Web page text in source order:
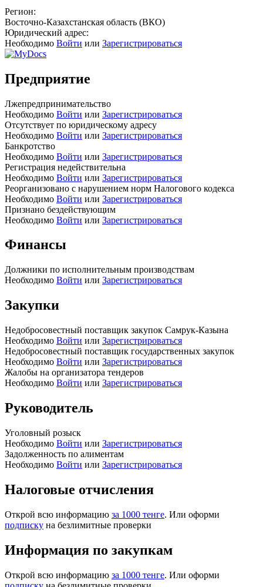
Регион:
Восточно-Казахстанская область (ВКО)
Юридический адрес:
Необходимо Войти или Зарегистрироваться
Предприятие
Лжепредпринимательство
Необходимо Войти или Зарегистрироваться
Отсутствует по юридическому адресу
Необходимо Войти или Зарегистрироваться
Банкротство
Необходимо Войти или Зарегистрироваться
Регистрация недействительна
Необходимо Войти или Зарегистрироваться
Реорганизовано с нарушением норм Налогового кодекса
Необходимо Войти или Зарегистрироваться
Признано бездействующим
Необходимо Войти или Зарегистрироваться
Финансы
Должники по исполнительным производствам
Необходимо Войти или Зарегистрироваться
Закупки
Недобросовестный поставщик закупок Самрук-Казына
Необходимо Войти или Зарегистрироваться
Недобросовестный поставщик государственных закупок
Необходимо Войти или Зарегистрироваться
Жалобы на организатора тендеров
Необходимо Войти или Зарегистрироваться
Руководитель
Уголовный розыск
Необходимо Войти или Зарегистрироваться
Задолженность по алиментам
Необходимо Войти или Зарегистрироваться
Налоговые отчисления
Открой всю информацию за 1000 тенге. Или оформи
подписку на безлимитные проверки
Информация по закупкам
Открой всю информацию за 1000 тенге. Или оформи